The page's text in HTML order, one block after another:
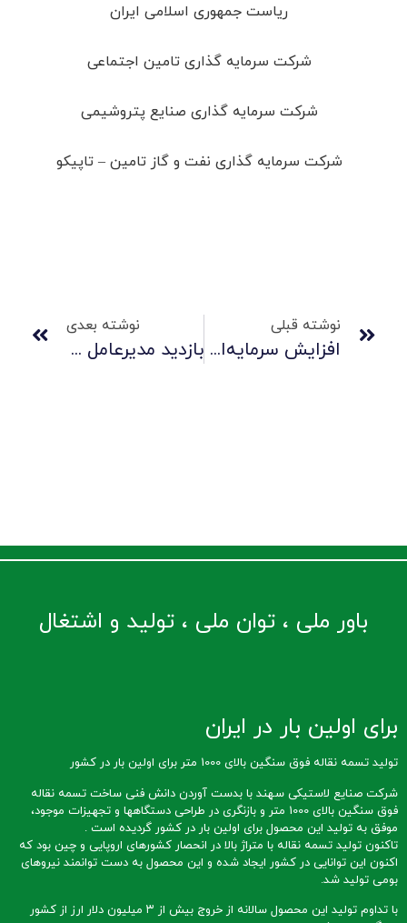
ریاست جمهوری اسلامی ایران
شرکت سرمایه گذاری تامین اجتماعی
شرکت سرمایه گذاری صنایع پتروشیمی
شرکت سرمایه گذاری نفت و گاز تامین – تاپیکو
نوشته قبلی
افزایش سرمایه‌ای برای توسعه / افزایش سرمایه شستا تصویب شد
نوشته بعدی
بازدید مدیرعامل شرکت سرمایه گذاری صنایع پتروشیمیpiic از کارخانه شرکت صنایع لاستیکی سهند
باور ملی ، توان ملی ، تولید و اشتغال
برای اولین بار در ایران
تولید تسمه نقاله فوق سنگین بالای 1000 متر برای اولین بار در کشور
شرکت صنایع لاستیکی سهند با بدست آوردن دانش فنی ساخت تسمه نقاله
فوق سنگین بالای 1000 متر و بازنگری در طراحی دستگاهها و تجهیزات موجود،
موفق به تولید این محصول برای اولین بار در کشور گردیده است .
تاکنون تولید تسمه نقاله با متراژ بالا در انحصار کشورهای اروپایی و چین بود که
اکنون این توانایی در کشور ایجاد شده و این محصول به دست توانمند نیروهای
بومی تولید شد.
با تداوم تولید این محصول سالانه از خروج بیش از ۳ میلیون دلار ارز از کشور